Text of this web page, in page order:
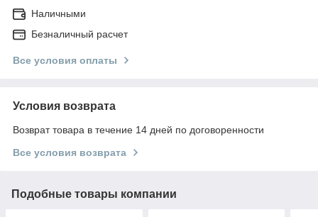
Наличными
Безналичный расчет
Все условия оплаты
Условия возврата
Возврат товара в течение 14 дней по договоренности
Все условия возврата
Подобные товары компании